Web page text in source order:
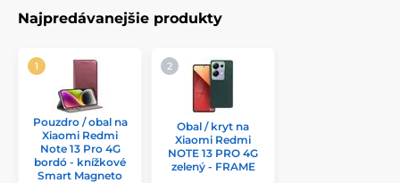
Najpredávanejšie produkty
Pouzdro / obal na
Xiaomi Redmi
Note 13 Pro 4G
bordó - knížkové
Smart Magneto
Obal / kryt na
Xiaomi Redmi
NOTE 13 PRO 4G
zelený - FRAME